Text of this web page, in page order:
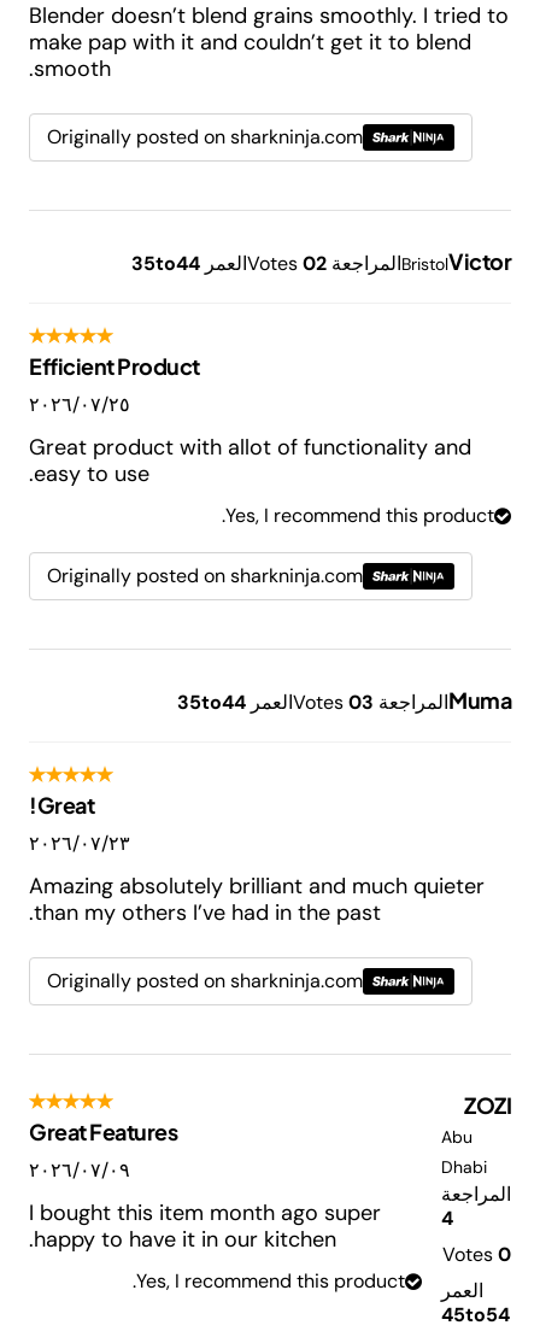
Blender doesn’t blend grains smoothly. I tried to
make pap with it and couldn’t get it to blend
smooth.
Originally posted on sharkninja.com
Victor
Bristolالمراجعة 2
Votes0 العمر 35to44
Efficient Product
٢٥‏/٠٧‏/٢٠٢٦
Great product with allot of functionality and
easy to use.
Yes, I recommend this product.
Originally posted on sharkninja.com
Mumaالمراجعة 3
Votes0 العمر 35to44
Great!
٢٣‏/٠٧‏/٢٠٢٦
Amazing absolutely brilliant and much quieter
than my others I’ve had in the past.
Originally posted on sharkninja.com
ZOZI
Abu
Dhabi
المراجعة
4
Votes0
العمر
45to54
Great Features
٠٩‏/٠٧‏/٢٠٢٦
I bought this item month ago super
happy to have it in our kitchen.
Yes, I recommend this product.